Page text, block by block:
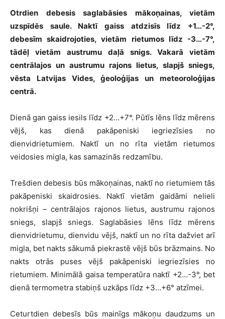
Otrdien debesis saglabāsies mākoņainas, vietām
uzspīdēs saule. Naktī gaiss atdzisīs līdz +1…-2°,
debesīm skaidrojoties, vietām rietumos līdz -3…-7°,
tādēļ vietām austrumu daļā snigs. Vakarā vietām
centrālajos un austrumu rajons lietus, slapjš sniegs,
vēsta Latvijas Vides, ģeoloģijas un meteoroloģijas
centrā.
Dienā gan gaiss iesils līdz +2…+7°. Pūtīs lēns līdz mērens
vējš, kas dienā pakāpeniski iegriezīsies no
dienvidrietumiem. Naktī un no rīta vietām rietumos
veidosies migla, kas samazinās redzamību.
Trešdien debesis būs mākoņainas, naktī no rietumiem tās
pakāpeniski skaidrosies. Naktī vietām gaidāmi nelieli
nokrišņi – centrālajos rajonos lietus, austrumu rajonos
sniegs, slapjš sniegs. Saglabāsies lēns līdz mērens
dienvidrietumu, dienvidu vējš, naktī un no rīta dažviet arī
migla, bet nakts sākumā piekrastē vējš būs brāzmains. No
nakts otrās puses vējš pakāpeniski iegriezīsies no
rietumiem. Minimālā gaisa temperatūra naktī +2…-3°, bet
dienā termometra stabiņš uzkāps līdz +3…+6° atzīmei.
Ceturtdien debesīs būs mainīgs mākoņu daudzums un